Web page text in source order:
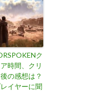
ク
ア時間、クリ
の感想は？
イヤーに聞